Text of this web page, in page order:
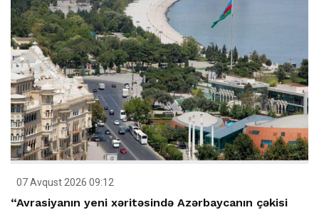
07 Avqust 2026 09:12
“Avrasiyanın yeni xəritəsində Azərbaycanın çəkisi